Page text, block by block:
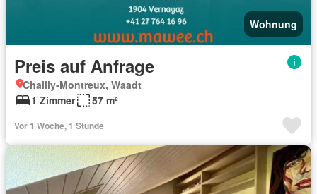
Wohnung
Preis auf Anfrage
Chailly-Montreux, Waadt
1 Zimmer
57 m²
Vor 1 Woche, 1 Stunde